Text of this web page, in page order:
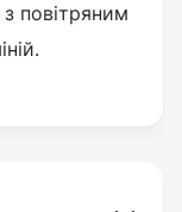
повітряним